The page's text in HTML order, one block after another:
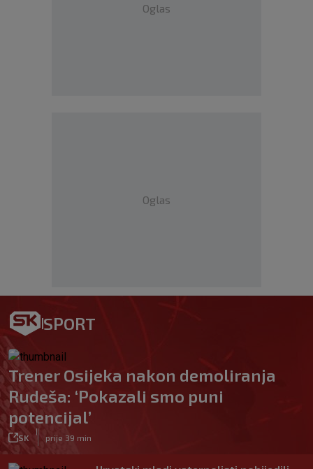
Oglas
Oglas
SPORT
Trener Osijeka nakon demoliranja
Rudeša: ‘Pokazali smo puni
potencijal’
SK prije 39 min